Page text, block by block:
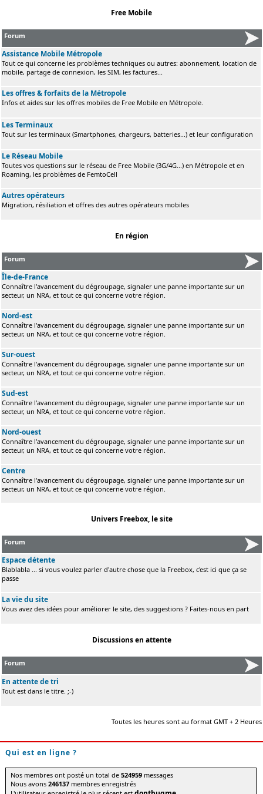
Free Mobile
Forum
Assistance Mobile Métropole
Tout ce qui concerne les problèmes techniques ou autres: abonnement, location de
mobile, partage de connexion, les SIM, les factures...
Les offres & forfaits de la Métropole
Infos et aides sur les offres mobiles de Free Mobile en Métropole.
Les Terminaux
Tout sur les terminaux (Smartphones, chargeurs, batteries...) et leur configuration
Le Réseau Mobile
Toutes vos questions sur le réseau de Free Mobile (3G/4G...) en Métropole et en
Roaming, les problèmes de FemtoCell
Autres opérateurs
Migration, résiliation et offres des autres opérateurs mobiles
En région
Forum
Île-de-France
Connaître l'avancement du dégroupage, signaler une panne importante sur un
secteur, un NRA, et tout ce qui concerne votre région.
Nord-est
Connaître l'avancement du dégroupage, signaler une panne importante sur un
secteur, un NRA, et tout ce qui concerne votre région.
Sur-ouest
Connaître l'avancement du dégroupage, signaler une panne importante sur un
secteur, un NRA, et tout ce qui concerne votre région.
Sud-est
Connaître l'avancement du dégroupage, signaler une panne importante sur un
secteur, un NRA, et tout ce qui concerne votre région.
Nord-ouest
Connaître l'avancement du dégroupage, signaler une panne importante sur un
secteur, un NRA, et tout ce qui concerne votre région.
Centre
Connaître l'avancement du dégroupage, signaler une panne importante sur un
secteur, un NRA, et tout ce qui concerne votre région.
Univers Freebox, le site
Forum
Espace détente
Blablabla ... si vous voulez parler d'autre chose que la Freebox, c'est ici que ça se
passe
La vie du site
Vous avez des idées pour améliorer le site, des suggestions ? Faites-nous en part
Discussions en attente
Forum
En attente de tri
Tout est dans le titre. ;-)
Toutes les heures sont au format GMT + 2 Heures
Qui est en ligne ?
Nos membres ont posté un total de524959 messages
Nous avons246137 membres enregistrés